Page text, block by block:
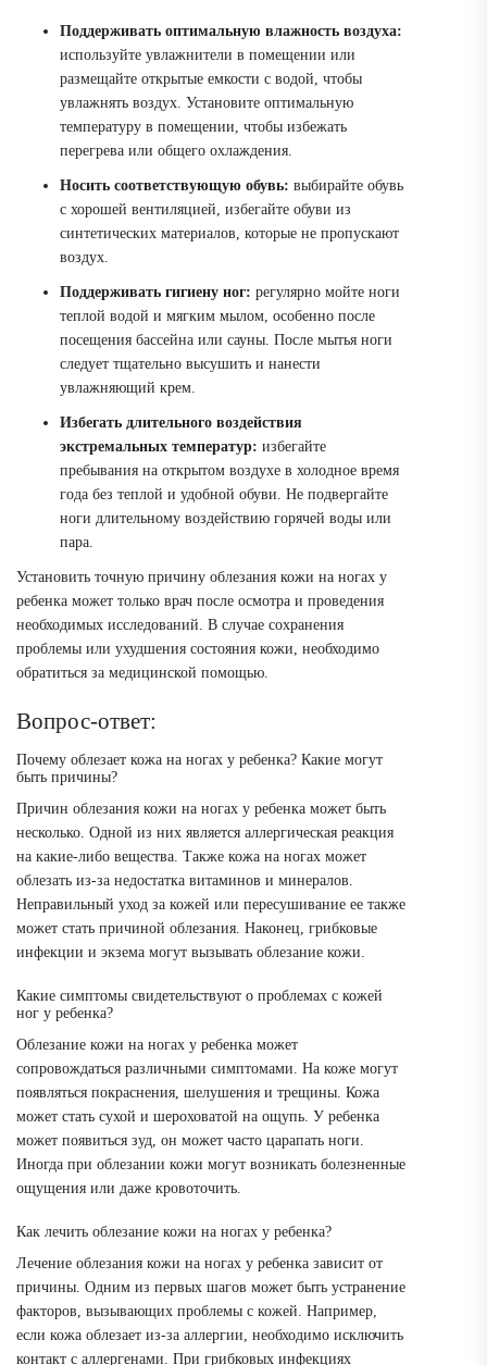
Поддерживать оптимальную влажность воздуха:
используйте увлажнители в помещении или
размещайте открытые емкости с водой, чтобы
увлажнять воздух. Установите оптимальную
температуру в помещении, чтобы избежать
перегрева или общего охлаждения.
Носить соответствующую обувь: выбирайте обувь
с хорошей вентиляцией, избегайте обуви из
синтетических материалов, которые не пропускают
воздух.
Поддерживать гигиену ног: регулярно мойте ноги
теплой водой и мягким мылом, особенно после
посещения бассейна или сауны. После мытья ноги
следует тщательно высушить и нанести
увлажняющий крем.
Избегать длительного воздействия
экстремальных температур: избегайте
пребывания на открытом воздухе в холодное время
года без теплой и удобной обуви. Не подвергайте
ноги длительному воздействию горячей воды или
пара.
Установить точную причину облезания кожи на ногах у
ребенка может только врач после осмотра и проведения
необходимых исследований. В случае сохранения
проблемы или ухудшения состояния кожи, необходимо
обратиться за медицинской помощью.
Вопрос-ответ:
Почему облезает кожа на ногах у ребенка? Какие могут
быть причины?
Причин облезания кожи на ногах у ребенка может быть
несколько. Одной из них является аллергическая реакция
на какие-либо вещества. Также кожа на ногах может
облезать из-за недостатка витаминов и минералов.
Неправильный уход за кожей или пересушивание ее также
может стать причиной облезания. Наконец, грибковые
инфекции и экзема могут вызывать облезание кожи.
Какие симптомы свидетельствуют о проблемах с кожей
ног у ребенка?
Облезание кожи на ногах у ребенка может
сопровождаться различными симптомами. На коже могут
появляться покраснения, шелушения и трещины. Кожа
может стать сухой и шероховатой на ощупь. У ребенка
может появиться зуд, он может часто царапать ноги.
Иногда при облезании кожи могут возникать болезненные
ощущения или даже кровоточить.
Как лечить облезание кожи на ногах у ребенка?
Лечение облезания кожи на ногах у ребенка зависит от
причины. Одним из первых шагов может быть устранение
факторов, вызывающих проблемы с кожей. Например,
если кожа облезает из-за аллергии, необходимо исключить
контакт с аллергенами. При грибковых инфекциях